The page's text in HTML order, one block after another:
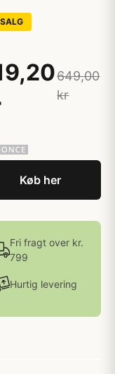
649,00
kr
Køb her
Fri fragt over kr.
799
Hurtig levering